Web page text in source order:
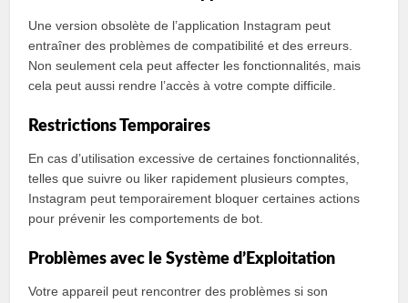
Une version obsolète de l’application Instagram peut
entraîner des problèmes de compatibilité et des erreurs.
Non seulement cela peut affecter les fonctionnalités, mais
cela peut aussi rendre l’accès à votre compte difficile.
Restrictions Temporaires
En cas d’utilisation excessive de certaines fonctionnalités,
telles que suivre ou liker rapidement plusieurs comptes,
Instagram peut temporairement bloquer certaines actions
pour prévenir les comportements de bot.
Problèmes avec le Système d’Exploitation
Votre appareil peut rencontrer des problèmes si son